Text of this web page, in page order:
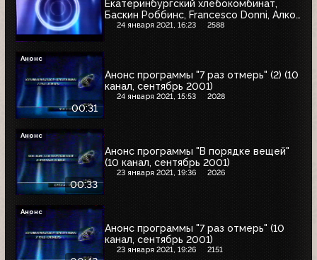
Екатеринбургский хлебокомбинат,
Баскин Роббинс, Francesco Donni, Алко
Стоп
24 января 2021, 16:23 2588
00:31
Анонс программы "7 раз отмерь" (2) (10
канал, сентябрь 2001)
24 января 2021, 15:53 2028
Анонс
00:33
Анонс программы "В порядке вещей"
(10 канал, сентябрь 2001)
23 января 2021, 19:36 2026
Анонс
Анонс программы "7 раз отмерь" (10
канал, сентябрь 2001)
23 января 2021, 19:26 2151
Анонс